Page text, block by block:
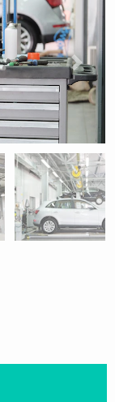
Next